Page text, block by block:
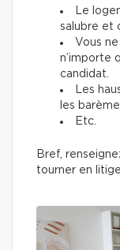
Le
salubre et
Vous
n’importe
candidat.
Les
les
Etc.
Bref,
tourner en